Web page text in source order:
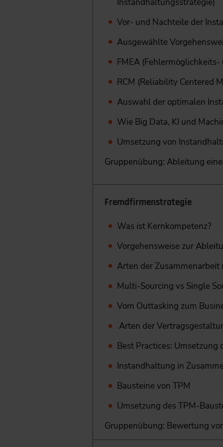
Vor- und Nachteile der
Ausgewählte
FMEA
RCM (Reliability Centered
Auswahl der optimalen
Wie Big Data, KI und
Umsetzung von
Gruppenübung: Ableitung
Fremdfirmenstrategie
Was ist Kernkompetenz?
Vorgehensweise zur
Arten der Zusammenarbeit
Multi-Sourcing vs Single
Vom Outtasking zum
Arten der
Best Practices:
Instandhaltung in
Bausteine von TPM
Umsetzung des TPM-
Gruppenübung: Bewertung